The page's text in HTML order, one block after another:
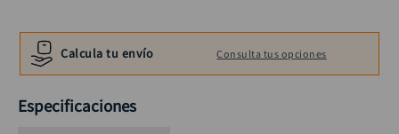
Calcula tu envío Consulta tus opciones
Especificaciones